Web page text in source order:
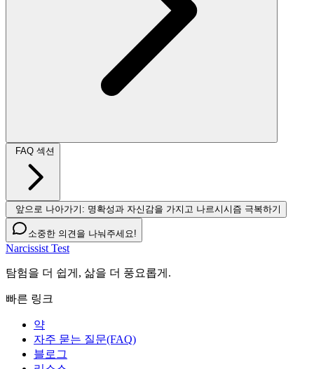
FAQ 섹션
앞으로 나아가기: 명확성과 자신감을 가지고 나르시시즘 극복하기
소중한 의견을 나눠주세요!
Narcissist Test
탐험을 더 쉽게, 삶을 더 풍요롭게.
빠른 링크
약
자주 묻는 질문(FAQ)
블로그